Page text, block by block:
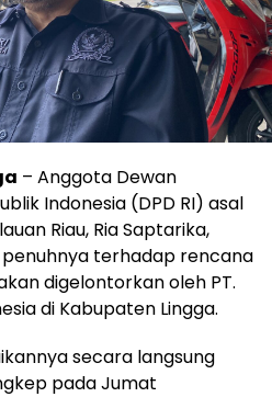
– Anggota Dewan
Indonesia (DPD RI) asal
Riau, Ria Saptarika,
terhadap rencana
digelontorkan oleh PT.
di Kabupaten Lingga.
secara langsung
pada Jumat